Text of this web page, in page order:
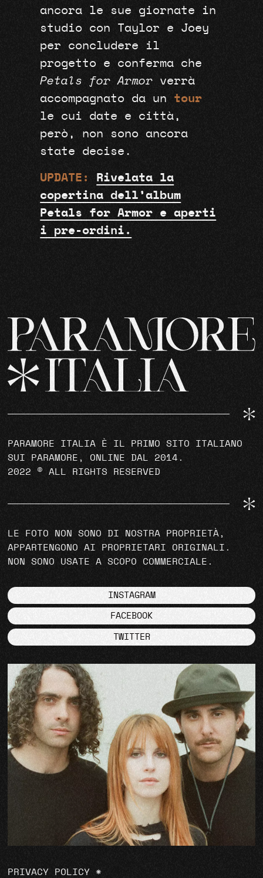
ancora le sue giornate in
studio con Taylor e Joey
per concludere il
progetto e conferma che
Petals for Armor verrà
accompagnato da un tour
le cui date e città,
però, non sono ancora
state decise.
UPDATE:
Rivelata la
copertina dell’album
Petals for Armor e aperti
i pre-ordini.
PARAMORE ITALIA È IL PRIMO SITO ITALIANO
SUI PARAMORE, ONLINE DAL 2014.
2022 © ALL RIGHTS RESERVED
LE FOTO NON SONO DI NOSTRA PROPRIETÀ,
APPARTENGONO AI PROPRIETARI ORIGINALI.
NON SONO USATE A SCOPO COMMERCIALE.
INSTAGRAM
FACEBOOK
TWITTER
PRIVACY POLICY *